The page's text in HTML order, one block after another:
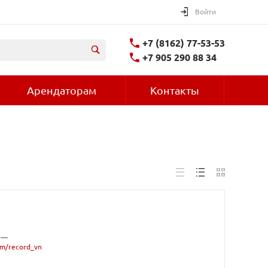
Войти
+7 (8162) 77-53-53
+7 905 290 88 34
Арендаторам Контакты
—
record_vn